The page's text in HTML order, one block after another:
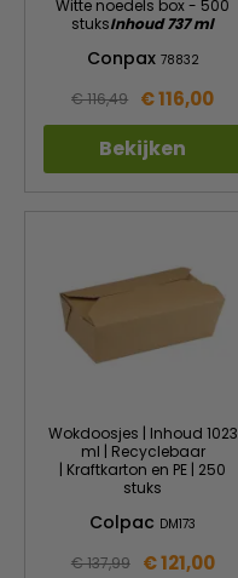
Witte noedels box - 500
stuksInhoud 737 ml
Conpax 78832
€ 116,49 € 116,00
Bekijken
Wokdoosjes | Inhoud 1023
ml | Recyclebaar
| Kraftkarton en PE | 250
stuks
Colpac DM173
€ 137,99 € 121,00